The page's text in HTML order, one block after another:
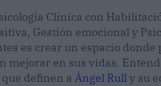
Clínica con
Gestión emocional y
es crear un espacio
mejorar en sus vidas.
definen a Ángel Rully su